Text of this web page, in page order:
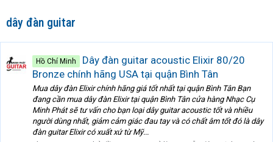
dây đàn guitar
Hồ Chí Minh
Dây đàn guitar acoustic Elixir 80/20
Bronze chính hãng USA tại quận Bình Tân
Mua dây đàn Elixir chính hãng giá tốt nhất tại quận Bình Tân Bạn
đang cần mua dây đàn Elixir tại quận Bình Tân cửa hàng Nhạc Cụ
Minh Phát sẽ tư vấn cho bạn loại dây guitar acoustic tốt và nhiều
người dùng nhất, giảm cảm giác đau tay và có chất âm tốt đó là dây
đàn guitar Elixir có xuất xứ từ Mỹ...